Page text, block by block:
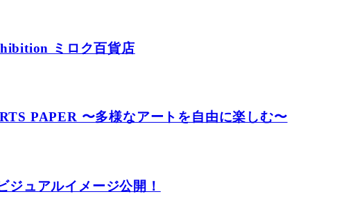
ミロク百貨店
PAPER 〜多様なアートを自由に楽しむ〜
ュアルイメージ公開！